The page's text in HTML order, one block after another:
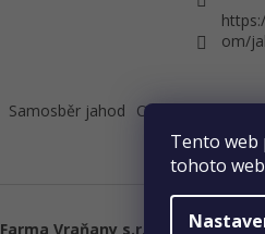
Tento web
tohoto
om/
Samosběr jahod O nás
Farma Vraňany s.r.o. . Všechna